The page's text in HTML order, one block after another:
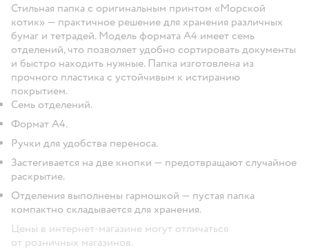
Стильная папка с оригинальным принтом «Морской
котик» — практичное решение для хранения различных
бумаг и тетрадей. Модель формата А4 имеет семь
отделений, что позволяет удобно сортировать документы
и быстро находить нужные. Папка изготовлена из
прочного пластика с устойчивым к истиранию
покрытием.
Семь отделений.
Формат А4.
Ручки для удобства переноса.
Застегивается на две кнопки — предотвращают случайное
раскрытие.
Отделения выполнены гармошкой — пустая папка
компактно складывается для хранения.
Цены в интернет-магазине могут отличаться
от розничных магазинов.